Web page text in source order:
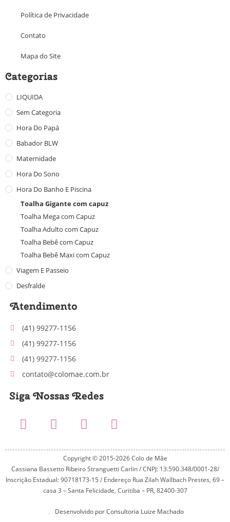
Política de Privacidade
Contato
Mapa do Site
Categorias
LIQUIDA
Sem Categoria
Hora Do Papá
Babador BLW
Maternidade
Hora Do Sono
Hora Do Banho E Piscina
Toalha Gigante com capuz
Toalha Mega com Capuz
Toalha Adulto com Capuz
Toalha Bebê com Capuz
Toalha Bebê Maxi com Capuz
Viagem E Passeio
Desfralde
Atendimento
(41) 99277-1156
(41) 99277-1156
(41) 99277-1156
contato@colomae.com.br
Siga Nossas Redes
Copyright © 2015-2026 Colo de Mãe
Cassiana Bassetto Ribeiro Stranguetti Carlin / CNPJ: 13.590.348/0001-28/
Inscrição Estadual: 90718173-15 / Endereço Rua Zilah Wallbach Prestes, 69 –
casa 3 – Santa Felicidade, Curitiba – PR, 82400-307
Desenvolvido por Consultoria Luize Machado